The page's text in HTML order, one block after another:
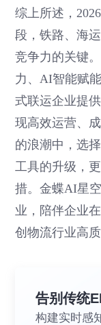
综上所述，
段，铁路、海
竞争力的关键
力、AI智能赋
式联运企业提
现高效运营、
的浪潮中，选
工具的升级，
措。金蝶AI星
业，陪伴企业
创物流行业高
告别传统
构建实时感